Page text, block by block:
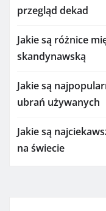
przegląd dekad
Jakie są różnice
skandynawską
Jakie są
ubrań używanych
Jakie są
na świecie